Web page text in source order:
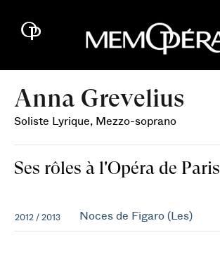
Anna Grevelius
Soliste Lyrique, Mezzo-soprano
Ses rôles à l'Opéra de Paris
2012 / 2013 Noces de Figaro (Les)